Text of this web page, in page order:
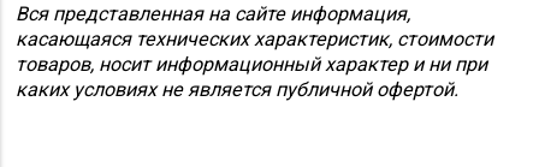
Вся представленная на сайте информация,
касающаяся технических характеристик, стоимости
товаров, носит информационный характер и ни при
каких условиях не является публичной офертой.